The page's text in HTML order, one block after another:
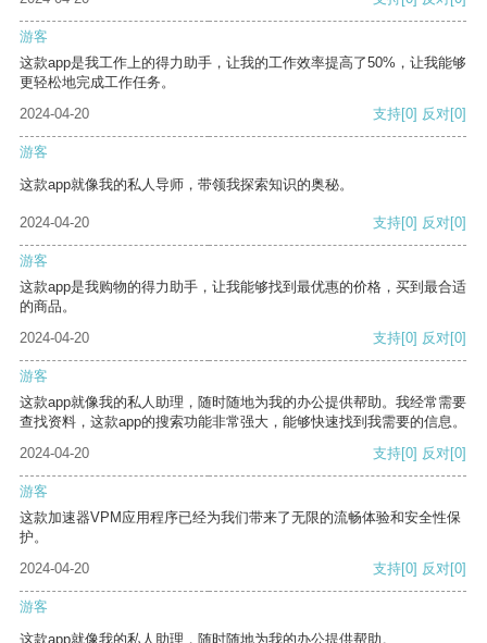
游客
这款app是我工作上的得力助手，让我的工作效率提高了50%，让我能够
更轻松地完成工作任务。
2024-04-20
支持[0] 反对[0]
游客
这款app就像我的私人导师，带领我探索知识的奥秘。
2024-04-20 支持[0] 反对[0]
游客
这款app是我购物的得力助手，让我能够找到最优惠的价格，买到最合适
的商品。
2024-04-20
支持[0] 反对[0]
游客
这款app就像我的私人助理，随时随地为我的办公提供帮助。我经常需要
查找资料，这款app的搜索功能非常强大，能够快速找到我需要的信息。
2024-04-20
支持[0] 反对[0]
游客
这款加速器VPM应用程序已经为我们带来了无限的流畅体验和安全性保
护。
2024-04-20
支持[0] 反对[0]
游客
这款app就像我的私人助理，随时随地为我的办公提供帮助。